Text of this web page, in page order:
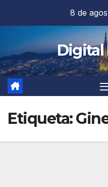
contenido
8 de
Digital
Etiqueta: